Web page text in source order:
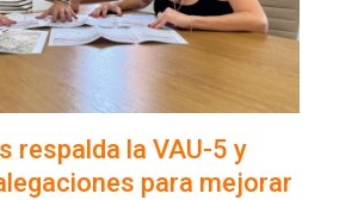
respalda la VAU-5 y
para mejorar